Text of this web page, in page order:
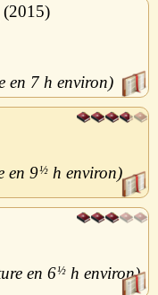
2015
7 h
9½ h
6½ h